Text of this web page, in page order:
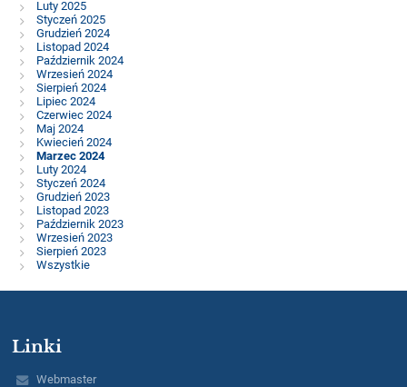
Luty 2025
Styczeń 2025
Grudzień 2024
Listopad 2024
Październik 2024
Wrzesień 2024
Sierpień 2024
Lipiec 2024
Czerwiec 2024
Maj 2024
Kwiecień 2024
Marzec 2024
Luty 2024
Styczeń 2024
Grudzień 2023
Listopad 2023
Październik 2023
Wrzesień 2023
Sierpień 2023
Wszystkie
Linki
Webmaster